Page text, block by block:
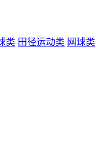
类 田径运动类 网球类